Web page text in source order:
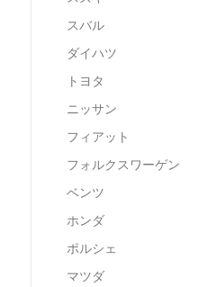
スバル
ダイハツ
トヨタ
ニッサン
フィアット
フォルクスワーゲン
ベンツ
ホンダ
ポルシェ
マツダ